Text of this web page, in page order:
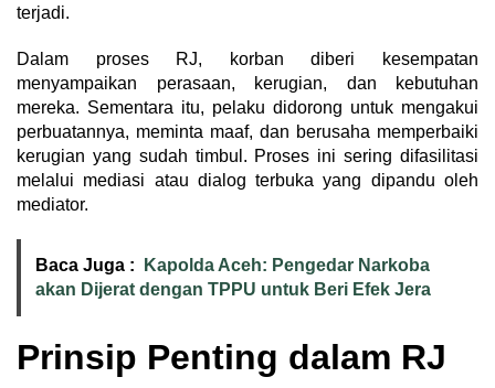
terjadi.
Dalam proses RJ, korban diberi kesempatan
menyampaikan perasaan, kerugian, dan kebutuhan
mereka. Sementara itu, pelaku didorong untuk mengakui
perbuatannya, meminta maaf, dan berusaha memperbaiki
kerugian yang sudah timbul. Proses ini sering difasilitasi
melalui mediasi atau dialog terbuka yang dipandu oleh
mediator.
Baca Juga :
Kapolda Aceh: Pengedar Narkoba
akan Dijerat dengan TPPU untuk Beri Efek Jera
Prinsip Penting dalam RJ